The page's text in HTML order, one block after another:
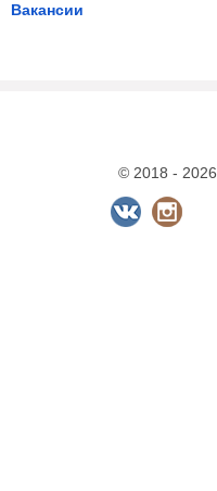
Вакансии
© 2018 - 2026